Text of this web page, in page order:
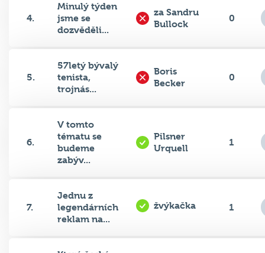
4.
Minulý týden
jsme se
dozvěděli...
za Sandru
Bullock
0
5.
57letý bývalý
tenista,
trojnás...
Boris
Becker
0
6.
V tomto
tématu se
budeme
zabýv...
Pilsner
Urquell
1
7.
Jednu z
legendárních
reklam na...
žvýkačka 1